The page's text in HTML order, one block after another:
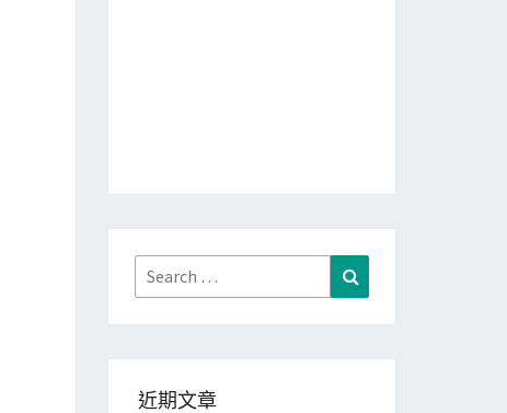
Search
for:
近期文章